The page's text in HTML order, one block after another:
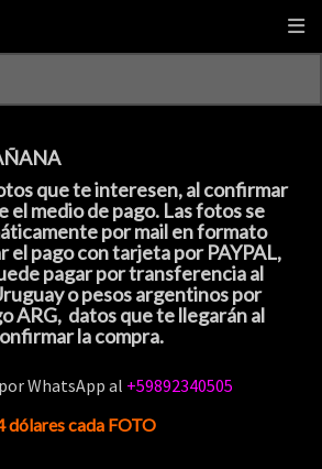
que te interesen, al confirmar
el medio de pago. Las fotos se
por mail en formato
el pago con tarjeta por PAYPAL,
pagar por transferencia al
o pesos argentinos por
ARG, datos que te llegarán al
la compra.
WhatsApp al +59892340505
dólares cada FOTO